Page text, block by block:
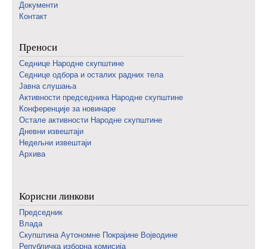
Документи
Контакт
Преноси
Седнице Народне скупштине
Седнице одбора и осталих радних тела
Јавна слушања
Активности председника Народне скупштине
Конференције за новинаре
Oстале активности Народне скупштине
Дневни извештаји
Недељни извештаји
Архива
Корисни линкови
Председник
Влада
Скупштина Аутономне Покрајине Војводине
Републичка изборна комисија